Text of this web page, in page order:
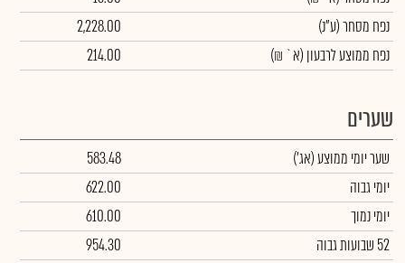
נפח מסחר(ע"נ)
2,228.00
נפח ממוצע לרבעון (א` ₪)
214.00
שערים
שער יומי ממוצע(אג')
583.48
יומי גבוה
622.00
יומי נמוך
610.00
52 שבועות גבוה
954.30